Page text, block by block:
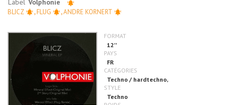
BLICZ ,FLUG ,ANDRE KORNERT